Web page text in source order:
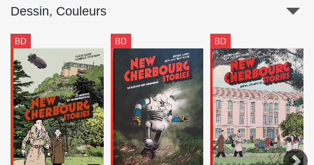
Dessin, Couleurs
BD BD BD